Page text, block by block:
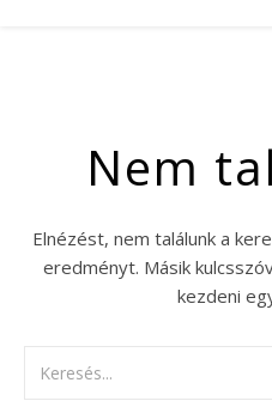
Nem
Elnézést, nem találunk a
eredményt. Másik
kezdeni